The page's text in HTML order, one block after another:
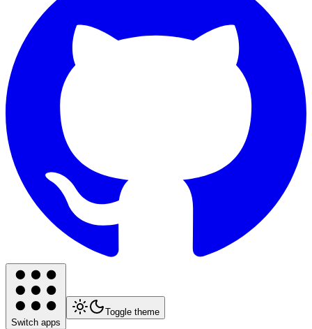
Switch apps
Toggle theme